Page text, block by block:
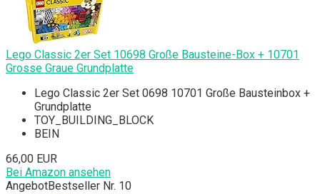
Lego Classic 2er Set 10698 Große Bausteine-Box + 10701
Grosse Graue Grundplatte
Lego Classic 2er Set 0698 10701 Große Bausteinbox +
Grundplatte
TOY_BUILDING_BLOCK
BEIN
66,00 EUR
Bei Amazon ansehen
AngebotBestseller Nr. 10